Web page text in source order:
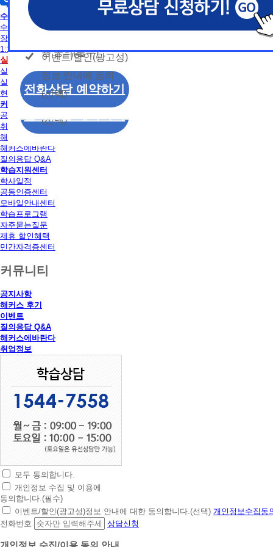
수강신청
수강신청
장바구니
1:1 문의
실습
수강신청
실습안내
실습장소 알아보기
현재 모집중인 실습일정
커뮤니티
공지사항
취업정보
해커스 후기
해커스에바란다
질의응답 Q&A
학습지원센터
학사일정
공동인증센터
모바일안내센터
학습프로그램
자주묻는질문
제휴 할인혜택
민간자격증센터
커뮤니티
공지사항
해커스 후기
이벤트
질의응답 Q&A
해커스에바란다
취업정보
초
간
편
상
담
모두 동의합니다.
개인정보 수집 및 이용에
동의합니다.(필수)
이벤트/할인(광고성)정보 안내에 대한 동의합니다.(선택) 개인정보수집동
전화번호
상담신청
개인정보 수집/이용
동의
개인정보 수집 및 이
용 동의(필수)
이벤트/할인(광고성)
정보 안내에 동의
(선택)
모두 동의합니다.
개인정보 수집 및 이
용 동의(필수)
이벤트/할인(광고성)
정보 안내에 동의
(선택)
전화상담 예약하기
신상품이나 이벤트, 최신 정보 안내 등 신청자의 취
는 최적의 서비스를 제공하기 위함.
(해커스교육그룹: 해커스인강, 해커스프랩, 해커스톡, 해커스
커스일본어, 해커스잡, 해커스금융, 해커스임용, 해커스공무
찰, 해커스소방, 해커스공인중개사, 해커스주택관리사, 해커스
2. (필수)이름, 휴대폰번호, 상담내용
(선택) 제출된 상담 문의 내용, 전화상담 과정에서 이용자가 상
3. 개인정보 보유/이용 기간: 법령상 정하는 경우
나 상담 시로부터 3년 이내 탈퇴하는 자의 경우, 소
만 또는 분쟁처리를 위해 3년간 보관합니다.
4. 신청자는 개인정보 수집·이용을 거부할 수 있습니다. 단,
에는 상담 신청이 제한됩니다.
신상품이나 이벤트, 최신 정보 안내 등 신청자의 취
는 최적의 서비스를 제공하기 위함.
(해커스교육그룹: 해커스인강, 해커스프랩, 해커스톡, 해커스
커스일본어, 해커스잡, 해커스금융, 해커스임용, 해커스공무
찰, 해커스소방, 해커스공인중개사, 해커스주택관리사, 해커스
2. (필수)이름, 휴대폰번호, 상담내용
(선택) 제출된 상담 문의 내용, 전화상담 과정에서 이용자가 상
3. 개인정보 보유/이용 기간: 법령상 정하는 경우
나 상담 시로부터 3년 이내 탈퇴하는 자의 경우, 소
만 또는 분쟁처리를 위해 3년간 보관합니다.
4. 신청자는 개인정보 수집·이용을 거부할 수 있습니다. 단,
에는 상담 신청이 제한됩니다.
신상품이나 이벤트, 최신 정보 안내 등 신청자의 취
는 최적의 서비스를 제공하기 위함.
(해커스교육그룹: 해커스인강, 해커스프랩, 해커스톡, 해커스
커스일본어, 해커스잡, 해커스금융, 해커스임용, 해커스공무
찰, 해커스소방, 해커스공인중개사, 해커스주택관리사, 해커스
2. (필수)이름, 휴대폰번호, 상담내용
(선택) 제출된 상담 문의 내용, 전화상담 과정에서 이용자가 상
3. 개인정보 보유/이용 기간: 법령상 정하는 경우
나 상담 시로부터 3년 이내 탈퇴하는 자의 경우, 소
만 또는 분쟁처리를 위해 3년간 보관합니다.
4. 신청자는 개인정보 수집·이용을 거부할 수 있습니다. 단,
에는 상담 신청이 제한됩니다.